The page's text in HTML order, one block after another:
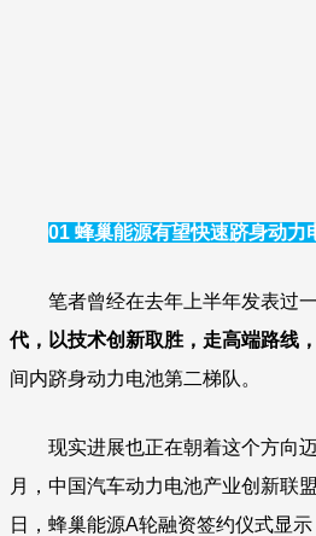
01 蜂巢能源有望快速跻身动力
笔者曾经在去年上半年发表过
代，以技术创新取胜，走高端路线
间内跻身动力电池第二梯队。
现实进展也正在朝着这个方向
月，中国汽车动力电池产业创新联
日，蜂巢能源A轮融资签约仪式显